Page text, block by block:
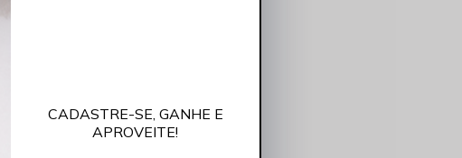
CADASTRE-SE, GANHE E
APROVEITE!